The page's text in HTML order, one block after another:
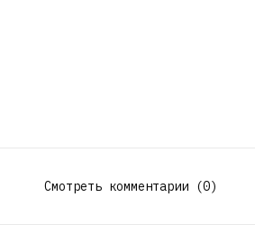
Смотреть комментарии (0)